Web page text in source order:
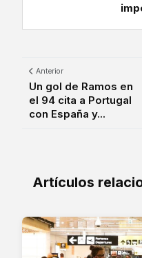
Anterior
Un gol de Ramos en
el 94 cita a Portugal
con España y...
Artículos